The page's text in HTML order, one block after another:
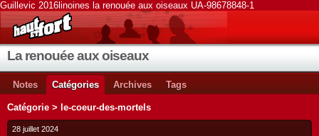
Guillevic 2016linoines la renouée aux oiseaux UA-98678848-1
La renouée aux oiseaux
Notes Catégories Archives Tags
Catégorie > le-coeur-des-mortels
28 juillet 2024